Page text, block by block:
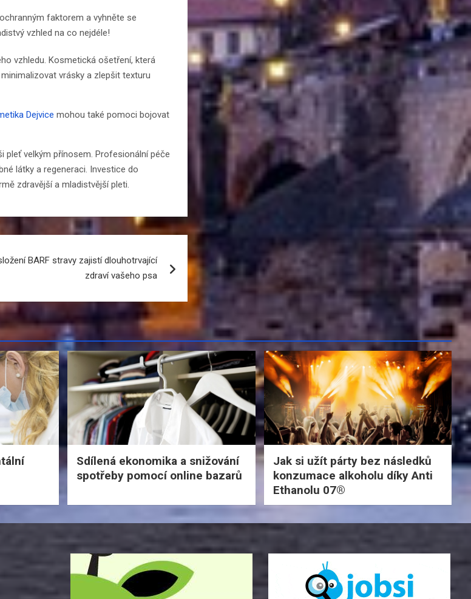
faktorem a vyhněte se
vzhled na co nejdéle!
vzhledu. Kosmetická ošetření, která
vrásky a zlepšit texturu
Dejvice mohou také pomoci bojovat
pleť velkým přínosem. Profesionální péče
látky a regeneraci. Investice do
zdravější a mladistvější pleti.
BARF stravy zajistí dlouhotrvající
zdraví vašeho psa
Sdílená ekonomika a snižování
spotřeby pomocí online bazarů
Jak si užít párty bez následků
konzumace alkoholu díky Anti
Ethanolu 07®